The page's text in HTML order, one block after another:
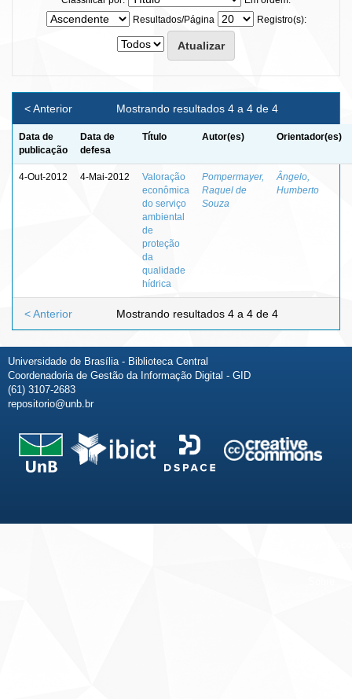
Resultados/Página
Registro(s):
Mostrando resultados 4 a 4 de 4
< Anterior
Data de
publicação
Data de
defesa
Título Autor(es) Orientador(es)
4-Out-2012 4-Mai-2012
Valoração
econômica
do serviço
ambiental
de
proteção
da
qualidade
hídrica
Pompermayer,
Raquel de
Souza
Ângelo,
Humberto
Mostrando resultados 4 a 4 de 4
< Anterior
Universidade de Brasília - Biblioteca Central
Coordenadoria de Gestão da Informação Digital - GID
(61) 3107-2683
repositorio@unb.br